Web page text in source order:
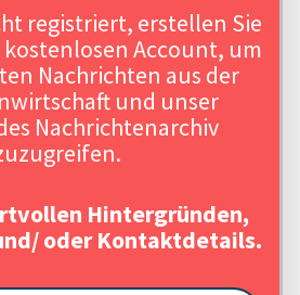
registriert, erstellen Sie
Account, um
Nachrichten aus der
und unser
Nachrichtenarchiv
Hintergründen,
oder Kontaktdetails.